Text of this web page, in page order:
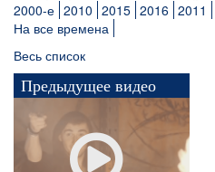
2000-е 2010 2015 2016 2011
На все времена
Весь список
Предыдущее видео